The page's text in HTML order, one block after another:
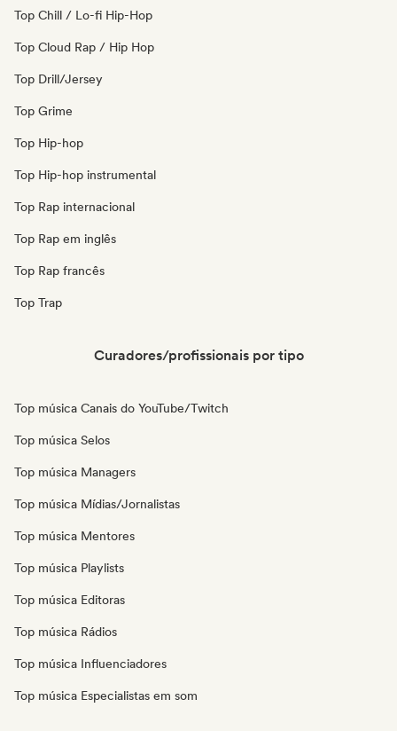
Top Chill / Lo-fi Hip-Hop
Top Cloud Rap / Hip Hop
Top Drill/Jersey
Top Grime
Top Hip-hop
Top Hip-hop instrumental
Top Rap internacional
Top Rap em inglês
Top Rap francês
Top Trap
Curadores/profissionais por tipo
Top música Canais do YouTube/Twitch
Top música Selos
Top música Managers
Top música Mídias/Jornalistas
Top música Mentores
Top música Playlists
Top música Editoras
Top música Rádios
Top música Influenciadores
Top música Especialistas em som